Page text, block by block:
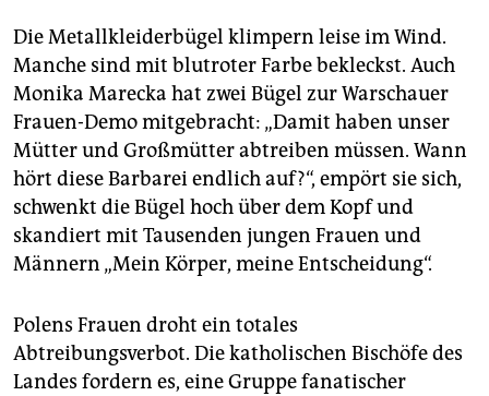
unterstützen
abo
genossenschaft
epaper login
Die Metallkleiderbügel klimpern leise im Wind.
Manche sind mit blutroter Farbe bekleckst. Auch
Monika Marecka hat zwei Bügel zur Warschauer
Frauen-Demo mitgebracht: „Damit haben unser
Mütter und Großmütter abtreiben müssen. Wann
hört diese Barbarei endlich auf?“, empört sie sich,
schwenkt die Bügel hoch über dem Kopf und
skandiert mit Tausenden jungen Frauen und
Männern „Mein Körper, meine Entscheidung“.
Polens Frauen droht ein totales
Abtreibungsverbot. Die katholischen Bischöfe des
Landes fordern es, eine Gruppe fanatischer